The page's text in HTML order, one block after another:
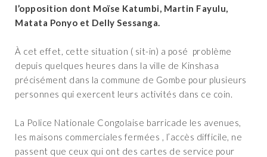
l’opposition dont Moïse Katumbi, Martin Fayulu,
Matata Ponyo et Delly Sessanga.
À cet effet, cette situation ( sit-in) a posé problème
depuis quelques heures dans la ville de Kinshasa
précisément dans la commune de Gombe pour plusieurs
personnes qui exercent leurs activités dans ce coin.
La Police Nationale Congolaise barricade les avenues,
les maisons commerciales fermées , l’accès difficile, ne
passent que ceux qui ont des cartes de service pour